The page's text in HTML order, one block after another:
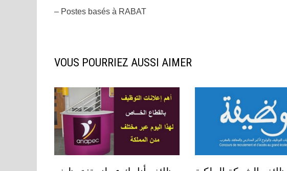
– Postes basés à RABAT
VOUS POURRIEZ AUSSI AIMER